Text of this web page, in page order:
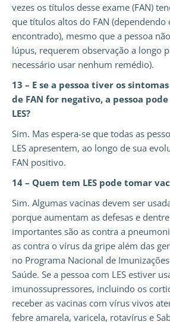
vezes os títulos desse exame (FAN)
que títulos altos do FAN (dependendo
encontrado), mesmo que a pessoa
lúpus, requerem observação a longo
necessário usar nenhum remédio).
13 – E se a pessoa tiver os
de FAN for negativo, a pessoa
LES?
Sim. Mas espera-se que todas as
LES apresentem, ao longo de sua
FAN positivo.
14 – Quem tem LES pode tomar
Sim. Algumas vacinas devem ser
porque aumentam as defesas e
importantes são as contra a
as contra o vírus da gripe além das
no Programa Nacional de
Saúde. Se a pessoa com LES estiver
imunossupressores, incluindo os
receber as vacinas com vírus vivos
febre amarela, varicela, rotavírus e